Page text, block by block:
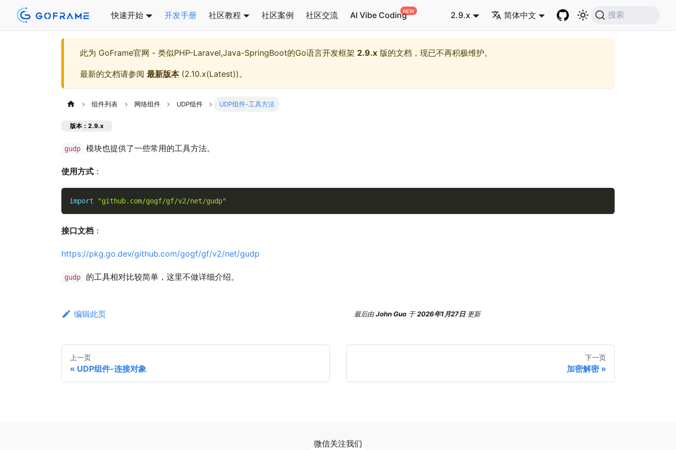
快速开始 开发手册 社区教程 社区案例 社区交流 AI Vibe Coding 2.9.x 简体中文 搜索
此为 GoFrame官网 - 类似PHP-Laravel,Java-SpringBoot的Go语言开发框架 2.9.x 版的文档，现已不再积极维护。
最新的文档请参阅 最新版本(2.10.x(Latest))。
组件列表 网络组件 UDP组件 UDP组件-工具方法
版本：2.9.x
gudp 模块也提供了一些常用的工具方法。
使用方式 ：
import "github.com/gogf/gf/v2/net/gudp"
接口文档 ：
https://pkg.go.dev/github.com/gogf/gf/v2/net/gudp
gudp 的工具相对比较简单，这里不做详细介绍。
编辑此页 最后由John Guo 于2026年1月27日 更新
上一页
UDP组件-连接对象
下一页
加密解密
微信关注我们